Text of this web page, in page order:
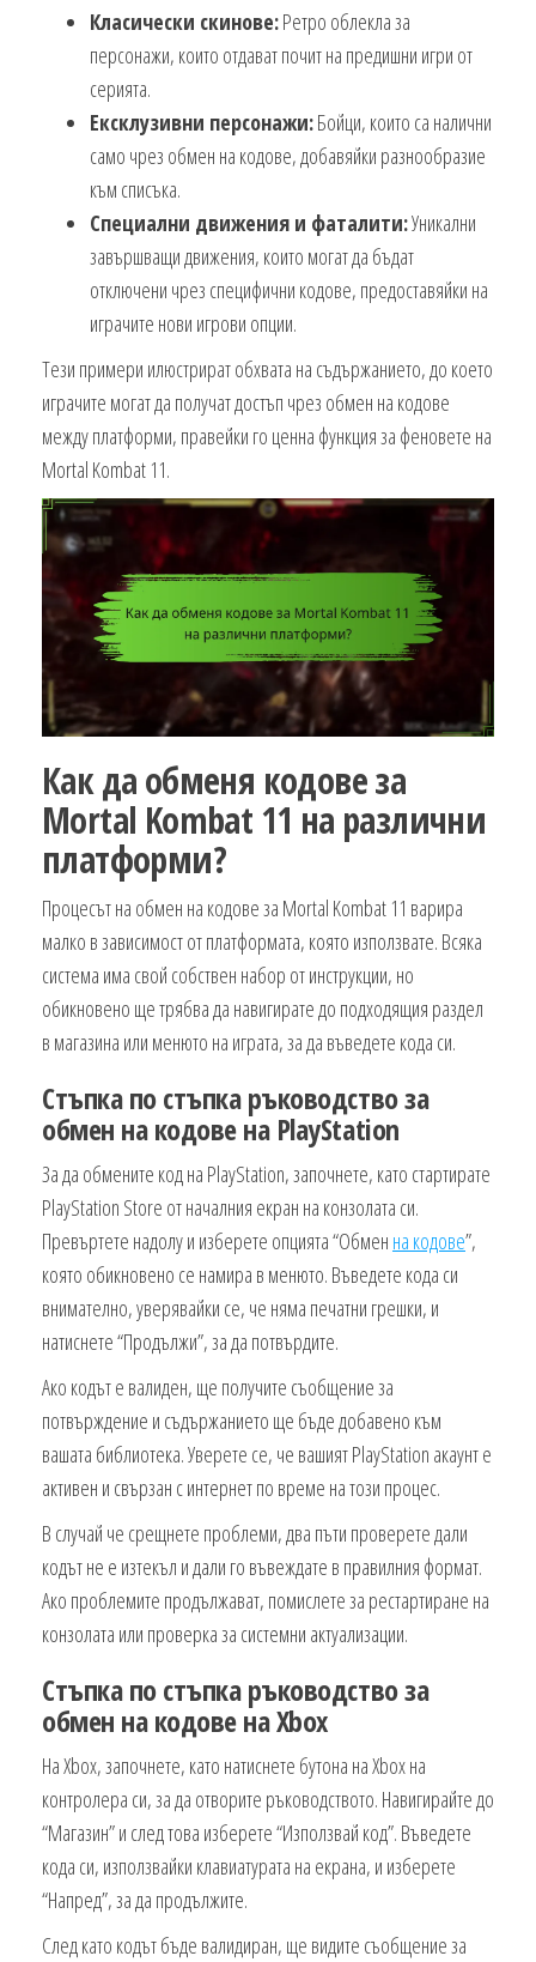
Класически скинове:Ретро облекла за
персонажи, които отдават почит на предишни игри от
серията.
Ексклузивни персонажи:Бойци, които са налични
само чрез обмен на кодове, добавяйки разнообразие
към списъка.
Специални движения и фаталити:Уникални
завършващи движения, които могат да бъдат
отключени чрез специфични кодове, предоставяйки на
играчите нови игрови опции.
Тези примери илюстрират обхвата на съдържанието, до което
играчите могат да получат достъп чрез обмен на кодове
между платформи, правейки го ценна функция за феновете на
Mortal Kombat 11.
Как да обменя кодове за
Mortal Kombat 11 на различни
платформи?
Процесът на обмен на кодове за Mortal Kombat 11 варира
малко в зависимост от платформата, която използвате. Всяка
система има свой собствен набор от инструкции, но
обикновено ще трябва да навигирате до подходящия раздел
в магазина или менюто на играта, за да въведете кода си.
Стъпка по стъпка ръководство за
обмен на кодове на PlayStation
За да обмените код на PlayStation, започнете, като стартирате
PlayStation Store от началния екран на конзолата си.
Превъртете надолу и изберете опцията “Обмен на кодове”,
която обикновено се намира в менюто. Въведете кода си
внимателно, уверявайки се, че няма печатни грешки, и
натиснете “Продължи”, за да потвърдите.
Ако кодът е валиден, ще получите съобщение за
потвърждение и съдържанието ще бъде добавено към
вашата библиотека. Уверете се, че вашият PlayStation акаунт е
активен и свързан с интернет по време на този процес.
В случай че срещнете проблеми, два пъти проверете дали
кодът не е изтекъл и дали го въвеждате в правилния формат.
Ако проблемите продължават, помислете за рестартиране на
конзолата или проверка за системни актуализации.
Стъпка по стъпка ръководство за
обмен на кодове на Xbox
На Xbox, започнете, като натиснете бутона на Xbox на
контролера си, за да отворите ръководството. Навигирайте до
“Магазин” и след това изберете “Използвай код”. Въведете
кода си, използвайки клавиатурата на екрана, и изберете
“Напред”, за да продължите.
След като кодът бъде валидиран, ще видите съобщение за